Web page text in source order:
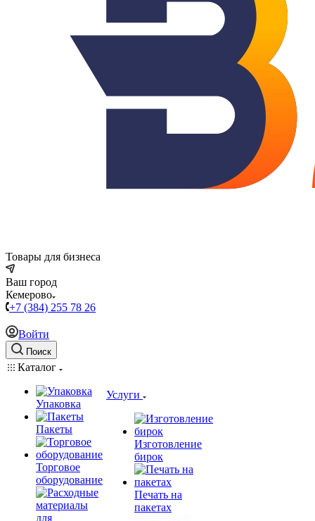
Товары для бизнеса
Ваш город
Кемерово
+7 (384) 255 78 26
Войти
Поиск
Каталог
Упаковка
Пакеты
Торговое
оборудование
Услуги
Изготовление
бирок
Печать на
пакетах